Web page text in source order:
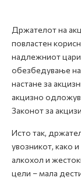
Контакт
Е-Весник
Држателот на
повластен
надлежниот
обезбедување
настане за
акцизно
Законот за
Исто так,
увозникот, како
алкохол и
цели – мала